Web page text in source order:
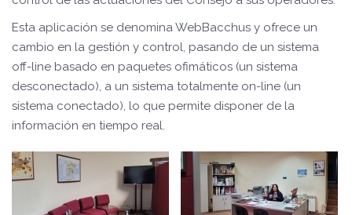
Esta aplicación se denomina WebBacchus y ofrece un
cambio en la gestión y control, pasando de un sistema
off-line basado en paquetes ofimáticos (un sistema
desconectado), a un sistema totalmente on-line (un
sistema conectado), lo que permite disponer de la
información en tiempo real.